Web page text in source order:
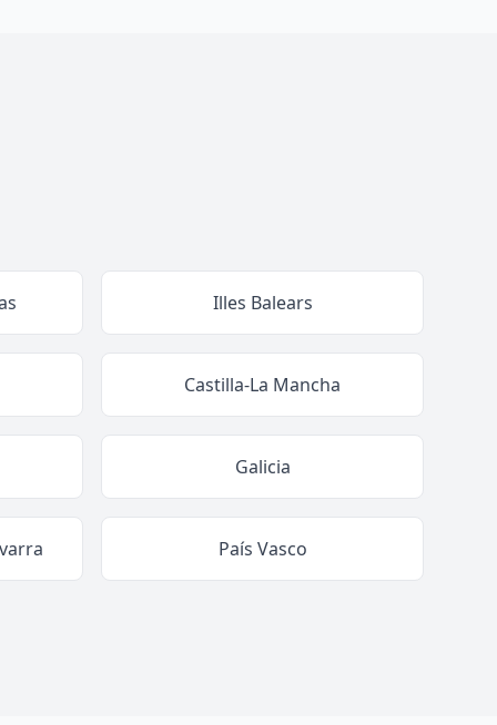
Illes Balears
Castilla-La Mancha
Galicia
País Vasco